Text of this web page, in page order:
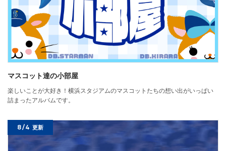
マスコット達の小部屋
楽しいことが大好き！横浜スタジアムのマスコットたちの想い出がいっぱい
詰まったアルバムです。
8/4 更新